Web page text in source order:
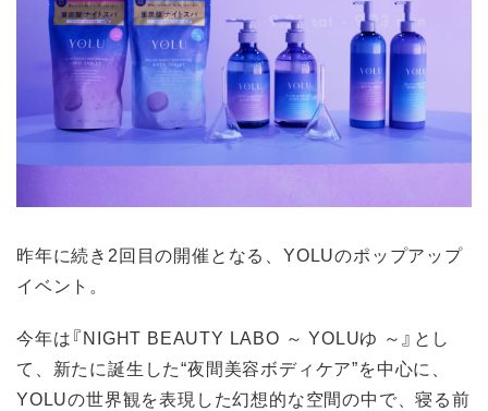
昨年に続き2回目の開催となる、YOLUのポップアップ
イベント。
今年は『NIGHT BEAUTY LABO ～ YOLUゆ ～』とし
て、新たに誕生した“夜間美容ボディケア”を中心に、
YOLUの世界観を表現した幻想的な空間の中で、寝る前